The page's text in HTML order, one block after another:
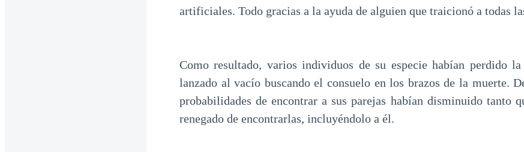
artificiales. Todo gracias a la ayuda de alguien que traicionó a todas
Como resultado, varios individuos de su especie habían perdido
lanzado al vacío buscando el consuelo en los brazos de la muerte.
probabilidades de encontrar a sus parejas habían disminuido tanto
renegado de encontrarlas, incluyéndolo a él.